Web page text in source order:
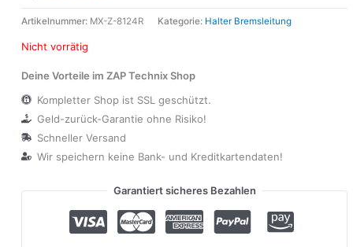
Artikelnummer: MX-Z-8124R Kategorie: Halter Bremsleitung
Nicht vorrätig
Deine Vorteile im ZAP Technix Shop
Kompletter Shop ist SSL geschützt.
Geld-zurück-Garantie ohne Risiko!
Schneller Versand
Wir speichern keine Bank- und Kreditkartendaten!
Garantiert sicheres Bezahlen